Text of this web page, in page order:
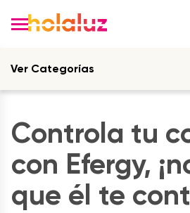
Ver Categorías
Controla tu
con Efergy,
que él te